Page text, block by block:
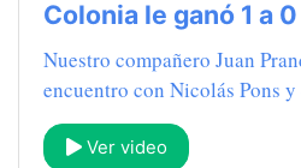
Colonia le ganó 1 a
Nuestro compañero Juan
encuentro con Nicolás Pons y
Ver video